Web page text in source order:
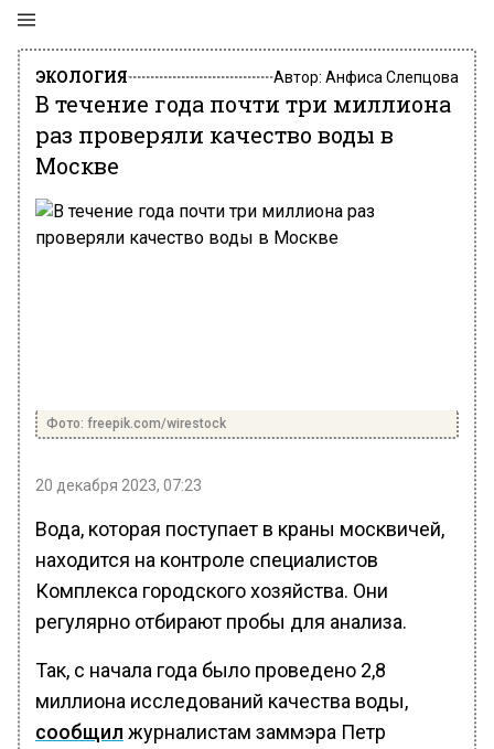
ЭКОЛОГИЯ Автор: Анфиса Слепцова
В течение года почти три миллиона
раз проверяли качество воды в
Москве
Фото: freepik.com/wirestock
20 декабря 2023, 07:23
Вода, которая поступает в краны москвичей,
находится на контроле специалистов
Комплекса городского хозяйства. Они
регулярно отбирают пробы для анализа.
Так, с начала года было проведено 2,8
миллиона исследований качества воды,
сообщил журналистам заммэра Петр